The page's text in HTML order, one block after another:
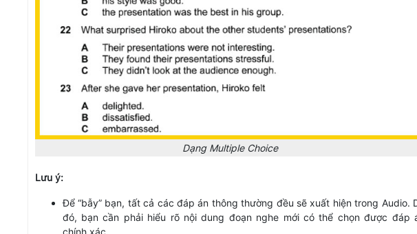
Dạng Multiple Choice
Lưu ý:
Để “bẫy” bạn, tất cả các đáp án thông thường đều sẽ xuất hiện trong Audio.
đó, bạn cần phải hiểu rõ nội dung đoạn nghe mới có thể chọn được đáp
chính xác.